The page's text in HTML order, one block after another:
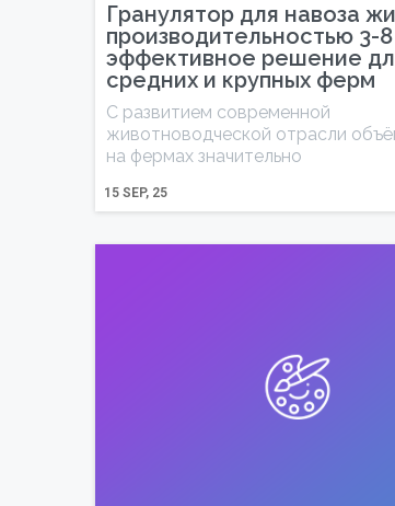
Гранулятор для навоза
производительностью 3-
эффективное решение
средних и крупных ферм
15 SEP, 25
С развитием современной
животноводческой отрасли
на фермах значительно